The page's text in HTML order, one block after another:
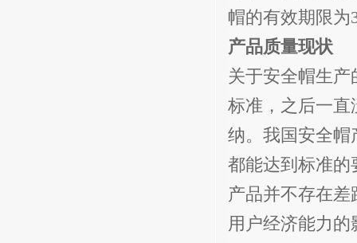
帽的有效期限为
产品质量现状
关于安全帽生
标准，之后一直
纳。我国安全帽
都能达到标准的
产品并不存在
用户经济能力